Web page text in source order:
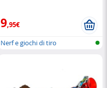
9,95€
Nerf e giochi di tiro